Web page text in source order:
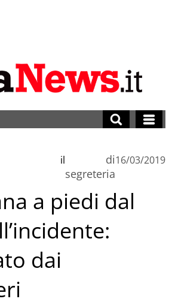
di
segreteria
il 16/03/2019
a piedi dal
dai